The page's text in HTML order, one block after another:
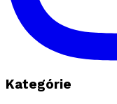
Kategórie